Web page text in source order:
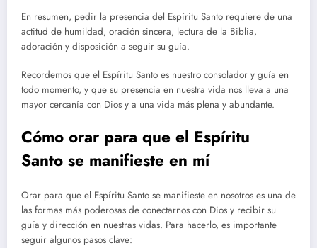
En resumen, pedir la presencia del Espíritu Santo requiere de una
actitud de humildad, oración sincera, lectura de la Biblia,
adoración y disposición a seguir su guía.
Recordemos que el Espíritu Santo es nuestro consolador y guía en
todo momento, y que su presencia en nuestra vida nos lleva a una
mayor cercanía con Dios y a una vida más plena y abundante.
Cómo orar para que el Espíritu
Santo se manifieste en mí
Orar para que el Espíritu Santo se manifieste en nosotros es una de
las formas más poderosas de conectarnos con Dios y recibir su
guía y dirección en nuestras vidas. Para hacerlo, es importante
seguir algunos pasos clave: